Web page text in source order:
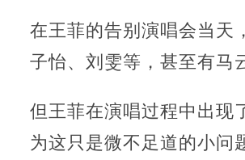
在王菲的告别演唱会当天
子怡、刘雯等，甚至有马
但王菲在演唱过程中出现
为这只是微不足道的小问